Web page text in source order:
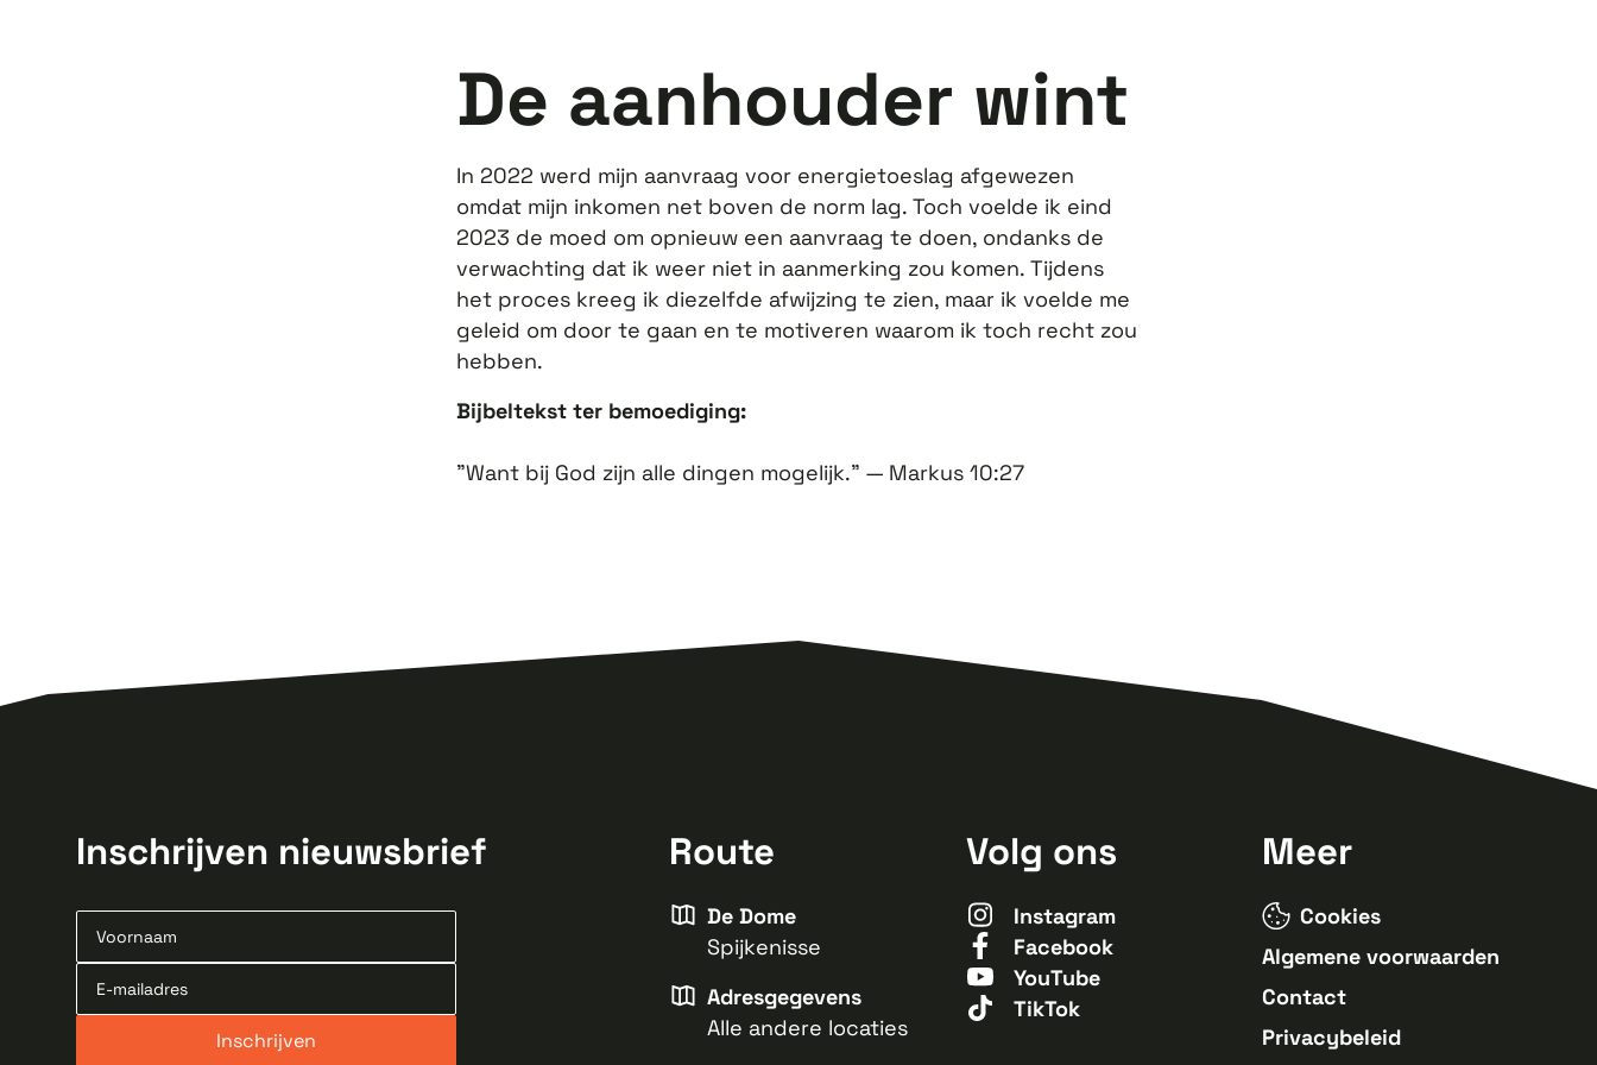
De aanhouder wint
In 2022 werd mijn aanvraag voor energietoeslag afgewezen
omdat mijn inkomen net boven de norm lag. Toch voelde ik eind
2023 de moed om opnieuw een aanvraag te doen, ondanks de
verwachting dat ik weer niet in aanmerking zou komen. Tijdens
het proces kreeg ik diezelfde afwijzing te zien, maar ik voelde me
geleid om door te gaan en te motiveren waarom ik toch recht zou
hebben.
Bijbeltekst ter bemoediging:
"Want bij God zijn alle dingen mogelijk." — Markus 10:27
Inschrijven nieuwsbrief Route
De Dome
Spijkenisse
Adresgegevens
Alle andere locaties
Volg ons
Instagram
Facebook
YouTube
TikTok
Meer
Cookies
Algemene voorwaarden
Contact
Privacybeleid